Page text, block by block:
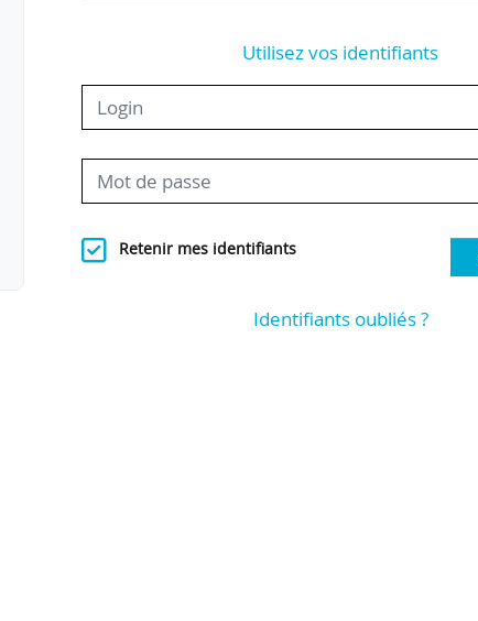
Utilisez vos identifiants
Retenir mes identifiants
Identifiants oubliés ?